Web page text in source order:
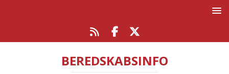
BEREDSKABSINFO